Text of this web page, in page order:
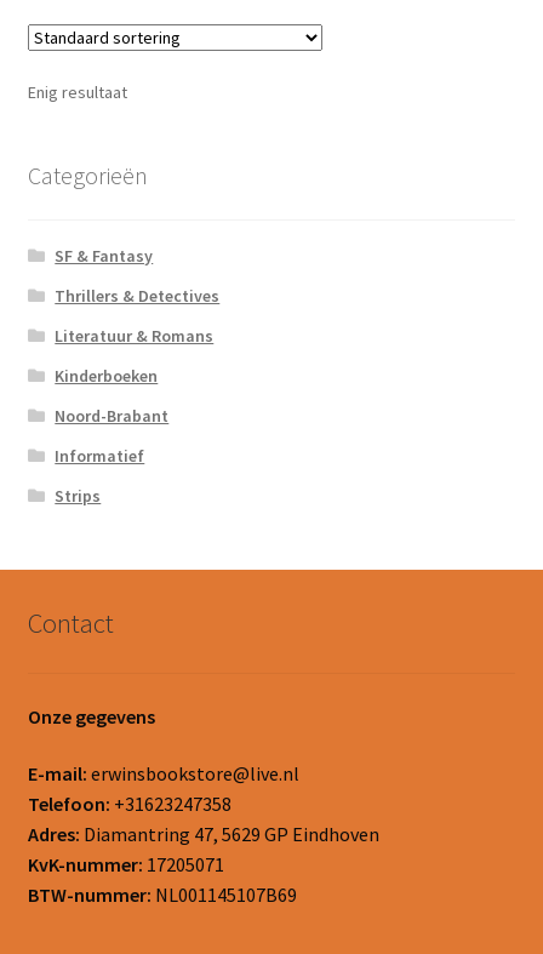
Enig resultaat
Categorieën
SF & Fantasy
Thrillers & Detectives
Literatuur & Romans
Kinderboeken
Noord-Brabant
Informatief
Strips
Contact
Onze gegevens
E-mail: erwinsbookstore@live.nl
Telefoon: +31623247358
Adres: Diamantring 47, 5629 GP Eindhoven
KvK-nummer: 17205071
BTW-nummer: NL001145107B69